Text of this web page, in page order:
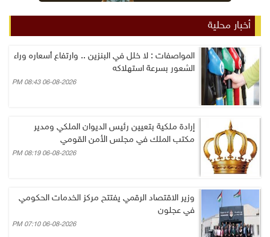
أخبار محلية
المواصفات : لا خلل في البنزين .. وارتفاع أسعاره وراء
الشعور بسرعة استهلاكه
06-08-2026 08:43 PM
إرادة ملكية بتعيين رئيس الديوان الملكي ومدير
مكتب الملك في مجلس الأمن القومي
06-08-2026 08:19 PM
وزير الاقتصاد الرقمي يفتتح مركز الخدمات الحكومي
في عجلون
06-08-2026 07:10 PM